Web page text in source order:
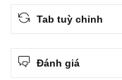
Tab tuỳ chỉnh
Đánh giá